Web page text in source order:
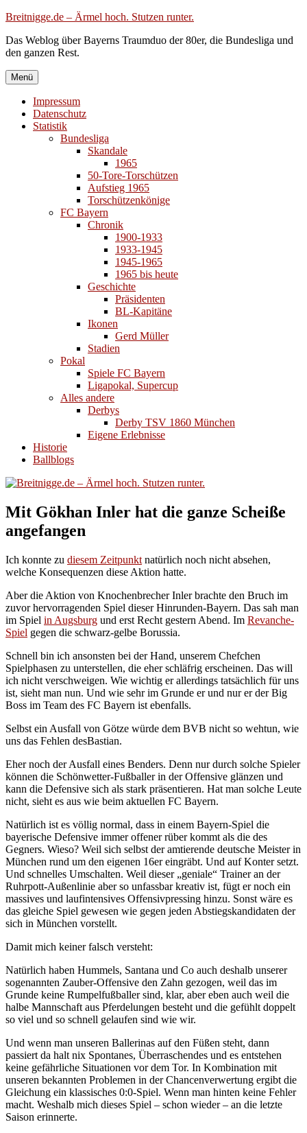
Zum
springen
Breitnigge.de – Ärmel hoch. Stutzen runter.
Das Weblog über Bayerns Traumduo der 80er, die Bundesliga und
den ganzen Rest.
Menü
Impressum
Datenschutz
Statistik
Bundesliga
Skandale
1965
50-Tore-Torschützen
Aufstieg 1965
Torschützenkönige
FC Bayern
Chronik
1900-1933
1933-1945
1945-1965
1965 bis heute
Geschichte
Präsidenten
BL-Kapitäne
Ikonen
Gerd Müller
Stadien
Pokal
Spiele FC Bayern
Ligapokal, Supercup
Alles andere
Derbys
Derby TSV 1860 München
Eigene Erlebnisse
Historie
Ballblogs
Mit Gökhan Inler hat die ganze Scheiße
angefangen
Ich konnte zu diesem Zeitpunkt natürlich noch nicht absehen,
welche Konsequenzen diese Aktion hatte.
Aber die Aktion von Knochenbrecher Inler brachte den Bruch im
zuvor hervorragenden Spiel dieser Hinrunden-Bayern. Das sah man
im Spiel in Augsburg und erst Recht gestern Abend. Im Revanche-
Spiel gegen die schwarz-gelbe Borussia.
Schnell bin ich ansonsten bei der Hand, unserem Chefchen
Spielphasen zu unterstellen, die eher schläfrig erscheinen. Das will
ich nicht verschweigen. Wie wichtig er allerdings tatsächlich für uns
ist, sieht man nun. Und wie sehr im Grunde er und nur er der Big
Boss im Team des FC Bayern ist ebenfalls.
Selbst ein Ausfall von Götze würde dem BVB nicht so wehtun, wie
uns das Fehlen desBastian.
Eher noch der Ausfall eines Benders. Denn nur durch solche Spieler
können die Schönwetter-Fußballer in der Offensive glänzen und
kann die Defensive sich als stark präsentieren. Hat man solche Leute
nicht, sieht es aus wie beim aktuellen FC Bayern.
Natürlich ist es völlig normal, dass in einem Bayern-Spiel die
bayerische Defensive immer offener rüber kommt als die des
Gegners. Wieso? Weil sich selbst der amtierende deutsche Meister in
München rund um den eigenen 16er eingräbt. Und auf Konter setzt.
Und schnelles Umschalten. Weil dieser „geniale“ Trainer an der
Ruhrpott-Außenlinie aber so unfassbar kreativ ist, fügt er noch ein
massives und laufintensives Offensivpressing hinzu. Sonst wäre es
das gleiche Spiel gewesen wie gegen jeden Abstiegskandidaten der
sich in München vorstellt.
Damit mich keiner falsch versteht:
Natürlich haben Hummels, Santana und Co auch deshalb unserer
sogenannten Zauber-Offensive den Zahn gezogen, weil das im
Grunde keine Rumpelfußballer sind, klar, aber eben auch weil die
halbe Mannschaft aus Pferdelungen besteht und die gefühlt doppelt
so viel und so schnell gelaufen sind wie wir.
Und wenn man unseren Ballerinas auf den Füßen steht, dann
passiert da halt nix Spontanes, Überraschendes und es entstehen
keine gefährliche Situationen vor dem Tor. In Kombination mit
unseren bekannten Problemen in der Chancenverwertung ergibt die
Gleichung ein klassisches 0:0-Spiel. Wenn man hinten keine Fehler
macht. Weshalb mich dieses Spiel – schon wieder – an die letzte
Saison erinnerte.